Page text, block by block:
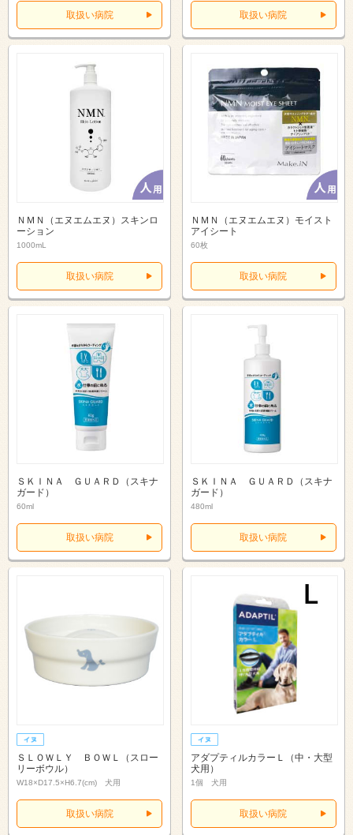
取扱い病院 取扱い病院
ＮＭＮ（エヌエムエヌ）スキンロ
ーション
1000mL
取扱い病院
ＮＭＮ（エヌエムエヌ）モイスト
アイシート
60枚
取扱い病院
ＳＫＩＮＡ ＧＵＡＲＤ（スキナ
ガード）
60ml
取扱い病院
ＳＫＩＮＡ ＧＵＡＲＤ（スキナ
ガード）
480ml
取扱い病院
ＳＬＯＷＬＹ ＢＯＷＬ（スロー
リーボウル）
W18×D17.5×H6.7(cm) 犬用
取扱い病院
アダプティルカラーＬ（中・大型
犬用）
1個 犬用
取扱い病院